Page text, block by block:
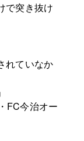
で突き抜け
れていなか
FC今治オー